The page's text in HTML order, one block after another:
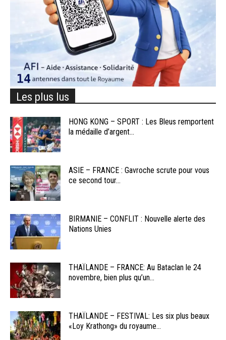
Les plus lus
HONG KONG – SPORT : Les Bleus remportent
la médaille d’argent...
ASIE – FRANCE : Gavroche scrute pour vous
ce second tour...
BIRMANIE – CONFLIT : Nouvelle alerte des
Nations Unies
THAÏLANDE – FRANCE: Au Bataclan le 24
novembre, bien plus qu’un...
THAÏLANDE – FESTIVAL: Les six plus beaux
«Loy Krathong» du royaume...